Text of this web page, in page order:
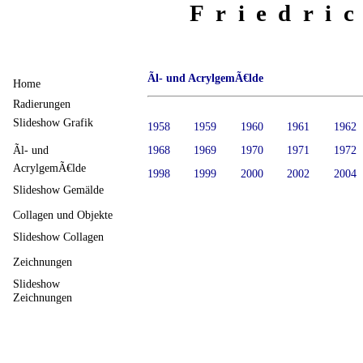
Ãl- und AcrylgemÃ€lde
1958 1959 1960 1961
1962
1968
1969 1970 1971
1972
1998
1999 2000 2002 2004
Home
Radierungen
Slideshow Grafik
Ãl- und
AcrylgemÃ€lde
Slideshow Gemälde
Collagen und Objekte
Slideshow Collagen
Zeichnungen
Slideshow
Zeichnungen